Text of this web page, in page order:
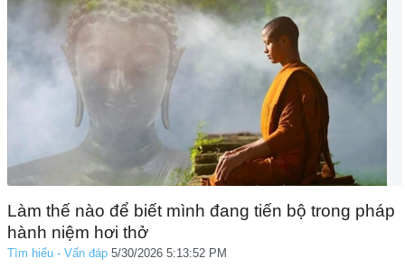
Làm thế nào để biết mình đang tiến bộ trong pháp
hành niệm hơi thở
Tìm hiểu - Vấn đáp 5/30/2026 5:13:52 PM